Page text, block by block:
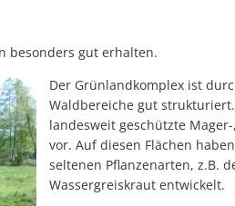
besonders gut erhalten.
Der Grünlandkomplex ist
Waldbereiche gut
landesweit geschützte
vor. Auf diesen Flächen
seltenen Pflanzenarten, z.B.
Wassergreiskraut entwickelt.